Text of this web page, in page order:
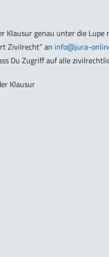
Klausur genau unter die
Zivilrecht”an info@jura-
Du Zugriff auf alle
Klausur